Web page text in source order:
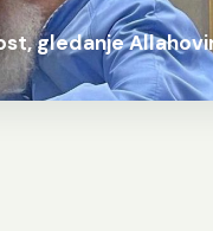
gledanje